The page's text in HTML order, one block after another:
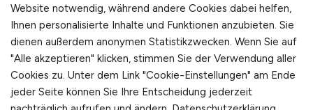
Ein Beispiel sind smarte Assistenzsysteme, die
Bewegungen von Patienten analysieren und
automatisch Hilferufe auslösen, wenn sie
ungewöhnliche Muster erkennen. Auch
telemedizinische Anwendungen, die ärztliche
Website notwendig, während andere Cookies dabei helfen,
Ihnen personalisierte Inhalte und Funktionen anzubieten. Sie
dienen außerdem anonymen Statistikzwecken. Wenn Sie auf
"Alle akzeptieren" klicken, stimmen Sie der Verwendung aller
Cookies zu. Unter dem Link "Cookie-Einstellungen" am Ende
jeder Seite können Sie Ihre Entscheidung jederzeit